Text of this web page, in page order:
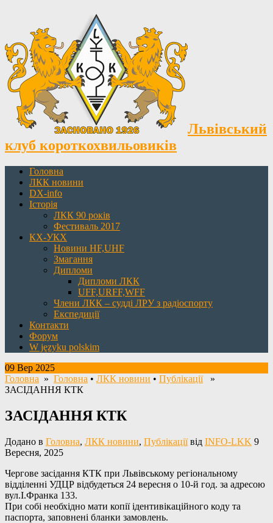
Львівський
клуб короткохвильовиків
Головна
ЛКК новини
DX-info
Історія
ЛКК 90 років
Фестиваль 2017
КХ-УКХ
Новини HF,UHF
Змагання
Дипломи
Дипломи ЛКК
UFF,URFF,WFF
Члени ЛКК – судді ЛРУ з радіоспорту
Експедиції
Контакти
Форум
W języku polskim
09 Вер 2025
Головна » Головна • ЛКК новини • Публікації»
ЗАСІДАННЯ КТК
ЗАСІДАННЯ КТК
Додано в Головна, ЛКК новини, Публікаціївід INFO-LKK 9
Вересня, 2025
Чергове засідання КТК при Львівському регіональному
відділенні УДЦР відбудеться 24 вересня о 10-й год. за адресою
вул.І.Франка 133.
При собі необхідно мати копії ідентивікаційного коду та
паспорта, заповнені бланки замовлень.